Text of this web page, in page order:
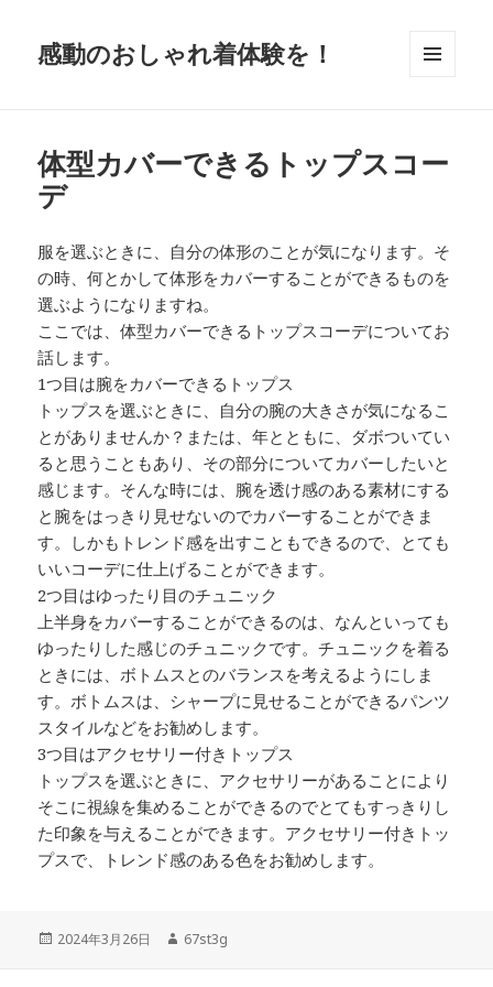
感動のおしゃれ着体験を！
体型カバーできるトップスコー
デ
服を選ぶときに、自分の体形のことが気になります。そ
の時、何とかして体形をカバーすることができるものを
選ぶようになりますね。
ここでは、体型カバーできるトップスコーデについてお
話します。
1つ目は腕をカバーできるトップス
トップスを選ぶときに、自分の腕の大きさが気になるこ
とがありませんか？または、年とともに、ダボついてい
ると思うこともあり、その部分についてカバーしたいと
感じます。そんな時には、腕を透け感のある素材にする
と腕をはっきり見せないのでカバーすることができま
す。しかもトレンド感を出すこともできるので、とても
いいコーデに仕上げることができます。
2つ目はゆったり目のチュニック
上半身をカバーすることができるのは、なんといっても
ゆったりした感じのチュニックです。チュニックを着る
ときには、ボトムスとのバランスを考えるようにしま
す。ボトムスは、シャープに見せることができるパンツ
スタイルなどをお勧めします。
3つ目はアクセサリー付きトップス
トップスを選ぶときに、アクセサリーがあることにより
そこに視線を集めることができるのでとてもすっきりし
た印象を与えることができます。アクセサリー付きトッ
プスで、トレンド感のある色をお勧めします。
投
2024年3月26日
作
67st3g